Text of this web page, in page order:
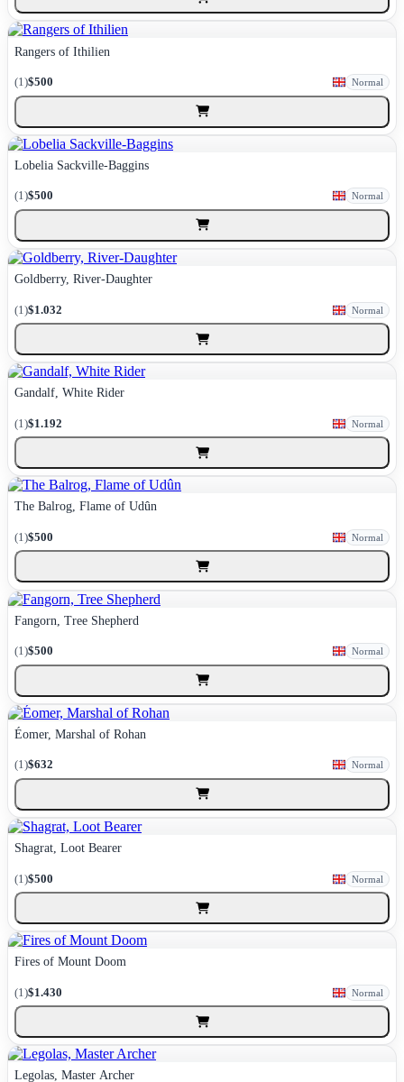
Rangers of Ithilien
(1)$500 Normal
Lobelia Sackville-Baggins
(1)$500 Normal
Goldberry, River-Daughter
(1)$1.032 Normal
Gandalf, White Rider
(1)$1.192 Normal
The Balrog, Flame of Udûn
(1)$500 Normal
Fangorn, Tree Shepherd
(1)$500 Normal
Éomer, Marshal of Rohan
(1)$632 Normal
Shagrat, Loot Bearer
(1)$500 Normal
Fires of Mount Doom
(1)$1.430 Normal
Legolas, Master Archer